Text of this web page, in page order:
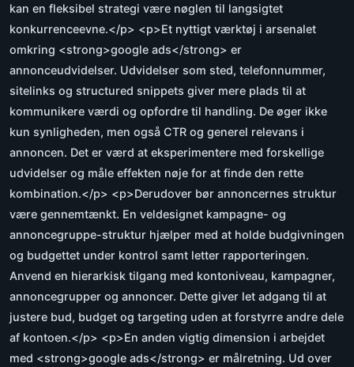
kan en fleksibel strategi være nøglen til langsigtet
konkurrenceevne.</p> <p>Et nyttigt værktøj i arsenalet
omkring <strong>google ads</strong> er
annonceudvidelser. Udvidelser som sted, telefonnummer,
sitelinks og structured snippets giver mere plads til at
kommunikere værdi og opfordre til handling. De øger ikke
kun synligheden, men også CTR og generel relevans i
annoncen. Det er værd at eksperimentere med forskellige
udvidelser og måle effekten nøje for at finde den rette
kombination.</p> <p>Derudover bør annoncernes struktur
være gennemtænkt. En veldesignet kampagne- og
annoncegruppe-struktur hjælper med at holde budgivningen
og budgettet under kontrol samt letter rapporteringen.
Anvend en hierarkisk tilgang med kontoniveau, kampagner,
annoncegrupper og annoncer. Dette giver let adgang til at
justere bud, budget og targeting uden at forstyrre andre dele
af kontoen.</p> <p>En anden vigtig dimension i arbejdet
med <strong>google ads</strong> er målretning. Ud over